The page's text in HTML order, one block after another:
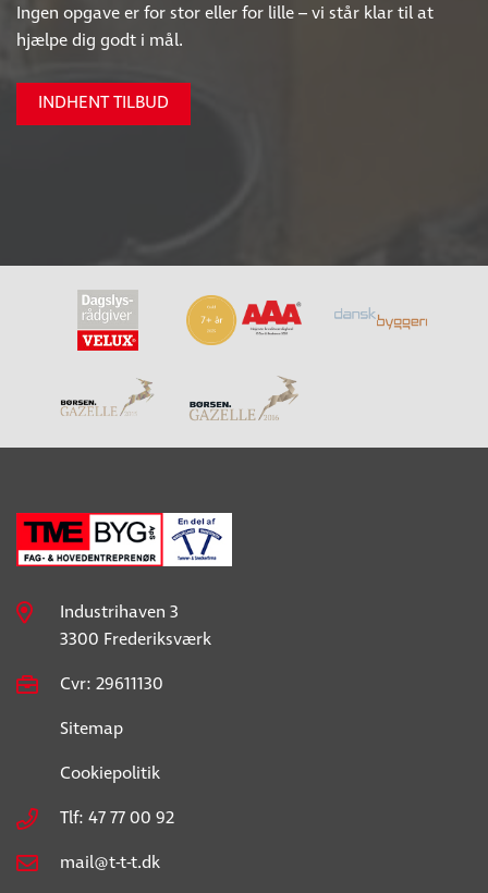
Ingen opgave er for stor eller for lille – vi står klar til at
hjælpe dig godt i mål.
INDHENT TILBUD
Industrihaven 3
3300 Frederiksværk
Cvr: 29611130
Sitemap
Cookiepolitik
Tlf: 47 77 00 92
mail@t-t-t.dk